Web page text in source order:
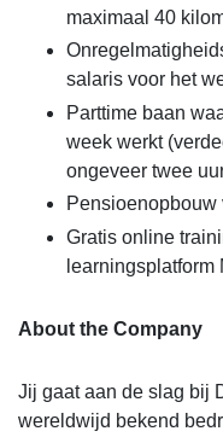
maximaal 40
salaris voor het
Parttime baan
week werkt
ongeveer twee
Pensioenopbouw
Gratis online
learningsplatform
About the Company
Jij gaat aan de slag bij
wereldwijd bekend